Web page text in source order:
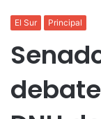
El Sur Principal